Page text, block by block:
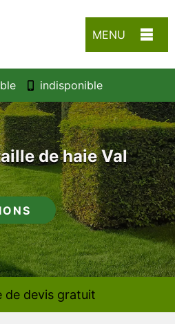
MENU
indisponible
de haie Val
de devis gratuit